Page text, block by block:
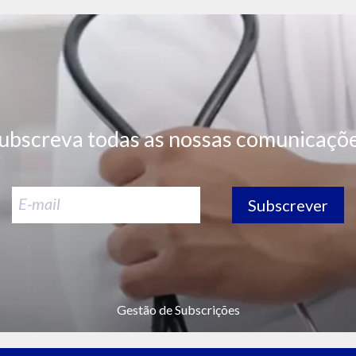
todas as nossas
Subscrever
Gestão de Subscrições